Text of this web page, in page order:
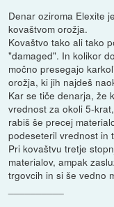
Denar oziroma Elexite
kovaštvom orožja.
Kovaštvo tako ali tako
"damaged". In kolikor
močno presegajo
orožja, ki jih najdeš
Kar se tiče denarja, že
vrednost za okoli 5-
rabiš še precej
podeseteril vrednost in
Pri kovaštvu tretje
materialov, ampak
trgovcih in si še vedno